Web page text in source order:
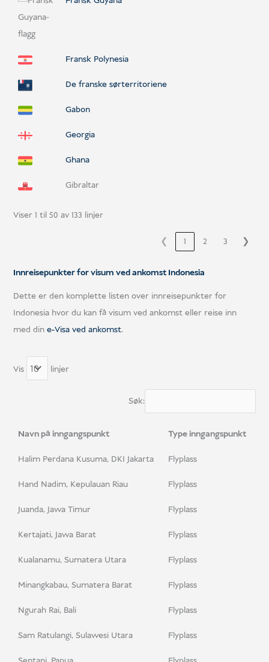
Fransk Polynesia
De franske sørterritoriene
Gabon
Georgia
Ghana
Gibraltar
Viser 1 til 50 av 133 linjer
❮ 1 2 3 ❯
Innreisepunkter for visum ved ankomst Indonesia
Dette er den komplette listen over innreisepunkter for
Indonesia hvor du kan få visum ved ankomst eller reise inn
med dine-Visa ved ankomst.
Vis linjer
Søk:
Navn på inngangspunkt Type inngangspunkt
Halim Perdana Kusuma, DKI Jakarta Flyplass
Hand Nadim, Kepulauan Riau Flyplass
Juanda, Jawa Timur Flyplass
Kertajati, Jawa Barat Flyplass
Kualanamu, Sumatera Utara Flyplass
Minangkabau, Sumatera Barat Flyplass
Ngurah Rai, Bali Flyplass
Sam Ratulangi, Sulawesi Utara Flyplass